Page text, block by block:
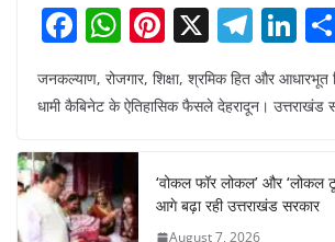
F
c
b
o
W
at
s
A
p
Pi
er
st
X T
el
e
a
m
Li
k
dI
n
जनकल्याण, रोजगार, शिक्षा, श्रमिक हित और आधारभूत
धामी कैबिनेट के ऐतिहासिक फैसले देहरादून। उत्तराखंड
‘वोकल फॉर लोकल’ और ‘लोकल
आगे बढ़ा रही उत्तराखंड सरकार
August 7, 2026